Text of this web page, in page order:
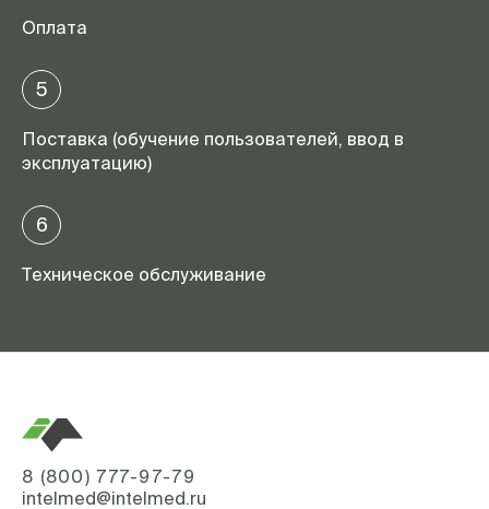
Оплата
5
Поставка (обучение пользователей, ввод в
эксплуатацию)
6
Техническое обслуживание
8 (800) 777-97-79
intelmed@intelmed.ru